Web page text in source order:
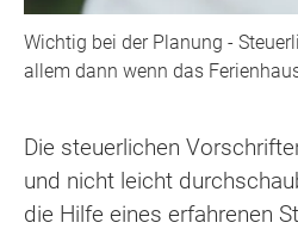
Wichtig bei der Planung -
allem dann wenn das
Die steuerlichen
und nicht leicht
die Hilfe eines erfahrenen